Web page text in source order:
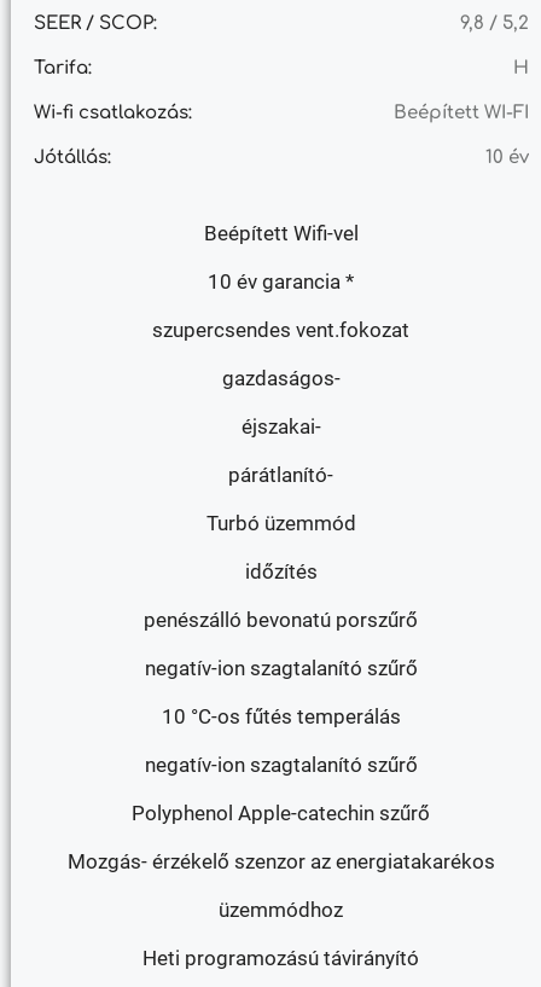
SEER / SCOP: 9,8 / 5,2
Tarifa: H
Wi-fi csatlakozás: Beépített WI-FI
Jótállás: 10 év
Beépített Wifi-vel
10 év garancia *
szupercsendes vent.fokozat
gazdaságos-
éjszakai-
párátlanító-
Turbó üzemmód
időzítés
penészálló bevonatú porszűrő
negatív-ion szagtalanító szűrő
10 °C-os fűtés temperálás
negatív-ion szagtalanító szűrő
Polyphenol Apple-catechin szűrő
Mozgás- érzékelő szenzor az energiatakarékos
üzemmódhoz
Heti programozású távirányító